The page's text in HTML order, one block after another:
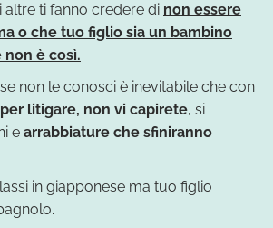
altre ti fanno credere di non essere
o che tuo figlio sia un bambino
è così.
non le conosci è inevitabile che con
litigare, non vi capirete, si
e arrabbiature che sfiniranno
in giapponese ma tuo figlio